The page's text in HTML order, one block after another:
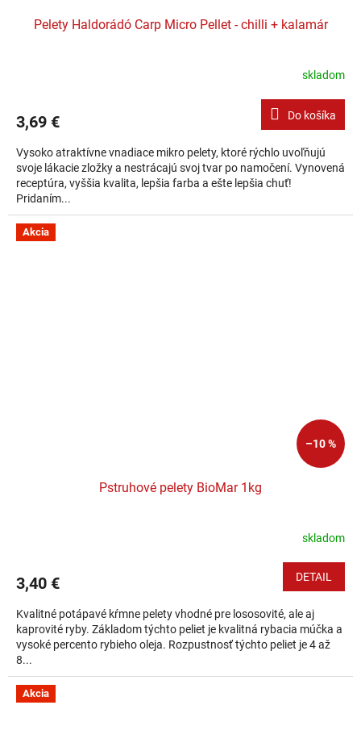
Pelety Haldorádó Carp Micro Pellet - chilli + kalamár
skladom
3,69 € Do košíka
Vysoko atraktívne vnadiace mikro pelety, ktoré rýchlo uvoľňujú
svoje lákacie zložky a nestrácajú svoj tvar po namočení. Vynovená
receptúra, vyššia kvalita, lepšia farba a ešte lepšia chuť!
Pridaním...
Akcia
–10 %
Pstruhové pelety BioMar 1kg
skladom
3,40 € DETAIL
Kvalitné potápavé kŕmne pelety vhodné pre lososovité, ale aj
kaprovité ryby. Základom týchto peliet je kvalitná rybacia múčka a
vysoké percento rybieho oleja. Rozpustnosť týchto peliet je 4 až
8...
Akcia